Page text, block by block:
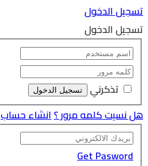
تسجيل الدخول
تسجيل الدخول
تذكرني
هل نسيت كلمه مرور ؟انشاء حساب
Get Pasword